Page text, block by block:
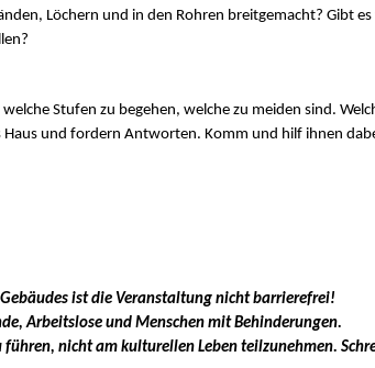
Löchern und in den Rohren breitgemacht? Gibt
Stufen zu begehen, welche zu meiden sind.
Haus und fordern Antworten. Komm und hilf ihnen
ist die Veranstaltung nicht barrierefrei!
Arbeitslose und Menschen mit Behinderungen.
nicht am kulturellen Leben teilzunehmen.